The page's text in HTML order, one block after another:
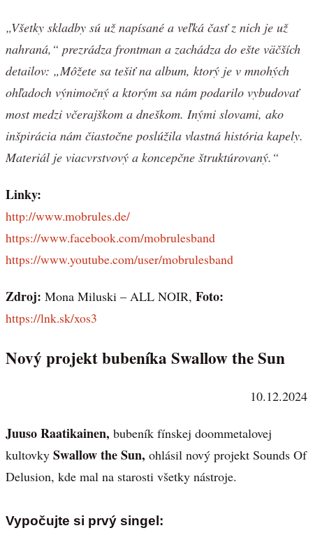
„Všetky skladby sú už napísané a veľká časť z nich je už
nahraná,“ prezrádza frontman a zachádza do ešte väčších
detailov: „Môžete sa tešiť na album, ktorý je v mnohých
ohľadoch výnimočný a ktorým sa nám podarilo vybudovať
most medzi včerajškom a dneškom. Inými slovami, ako
inšpirácia nám čiastočne poslúžila vlastná história kapely.
Materiál je viacvrstvový a koncepčne štruktúrovaný.“
Linky:
http://www.mobrules.de/
https://www.facebook.com/mobrulesband
https://www.youtube.com/user/mobrulesband
Zdroj: Mona Miluski – ALL NOIR, Foto:
https://lnk.sk/xos3
Nový projekt bubeníka Swallow the Sun
10.12.2024
Juuso Raatikainen, bubeník fínskej doommetalovej
kultovky Swallow the Sun, ohlásil nový projekt Sounds Of
Delusion, kde mal na starosti všetky nástroje.
Vypočujte si prvý singel: